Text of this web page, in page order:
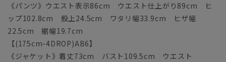
《パンツ》ウエスト表示86cm ウエスト仕上がり89cm ヒ
ップ102.8cm 股上24.5cm ワタリ幅33.9cm ヒザ幅
22.5cm 裾幅19.7cm
【(175cm-4DROP)AB6】
《ジャケット》着丈73cm バスト109.5cm ウエスト